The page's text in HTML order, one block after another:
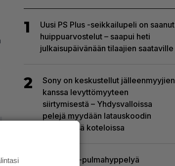
1
Uusi PS Plus -seikkailupeli on saanut
huippuarvostelut – saapui heti
julkaisupäivänään tilaajien saataville
2
Sony on keskustellut jälleenmyyjien
kanssa levyttömyyteen
siirtymisestä – Yhdysvalloissa
pelejä myydään latauskoodin
sisältävissä koteloissa
Uutta PS5-pulmahyppelyä